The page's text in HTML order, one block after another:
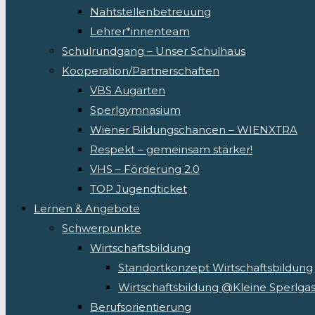
Nahtstellenbetreuung
Lehrer*innenteam
Schulrundgang – Unser Schulhaus
Kooperation/Partnerschaften
VBS Augarten
Sperlgymnasium
Wiener Bildungschancen – WIENXTRA
Respekt – gemeinsam stärker!
VHS – Förderung 2.0
TOP Jugendticket
Lernen & Angebote
Schwerpunkte
Wirtschaftsbildung
Standortkonzept Wirtschaftsbildung
Wirtschaftsbildung @Kleine
Berufsorientierung